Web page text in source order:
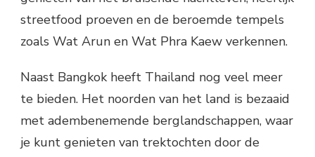
streetfood proeven en de beroemde tempels
zoals Wat Arun en Wat Phra Kaew verkennen.
Naast Bangkok heeft Thailand nog veel meer
te bieden. Het noorden van het land is bezaaid
met adembenemende berglandschappen, waar
je kunt genieten van trektochten door de